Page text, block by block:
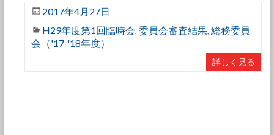
2017年4月27日
H29年度第1回臨時会, 委員会審査結果, 総務委員
会（'17-'18年度）
詳しく見る